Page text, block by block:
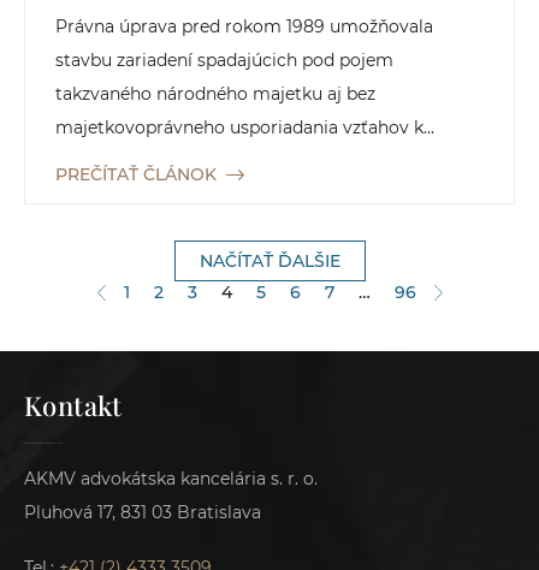
Právna úprava pred rokom 1989 umožňovala
stavbu zariadení spadajúcich pod pojem
takzvaného národného majetku aj bez
majetkovoprávneho usporiadania vzťahov k...
PREČÍTAŤ ČLÁNOK
NAČÍTAŤ ĎALŠIE
1
2 3 4 5 6 7 … 96
Kontakt
AKMV advokátska kancelária s. r. o.
Pluhová 17, 831 03 Bratislava